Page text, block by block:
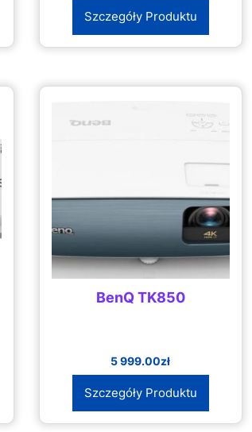
Szczegóły Produktu
BenQ TK850
5 999.00zł
Szczegóły Produktu